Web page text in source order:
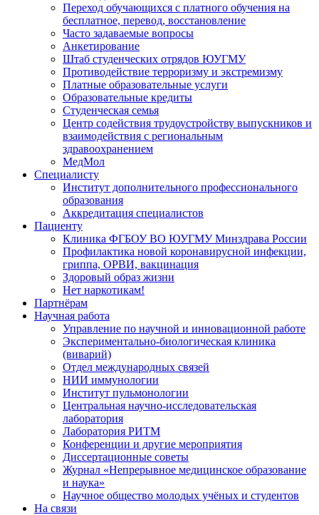
Переход обучающихся с платного обучения на
бесплатное, перевод, восстановление
Часто задаваемые вопросы
Анкетирование
Штаб студенческих отрядов ЮУГМУ
Противодействие терроризму и экстремизму
Платные образовательные услуги
Образовательные кредиты
Студенческая семья
Центр содействия трудоустройству выпускников и
взаимодействия с региональным
здравоохранением
МедМол
Специалисту
Институт дополнительного профессионального
образования
Аккредитация специалистов
Пациенту
Клиника ФГБОУ ВО ЮУГМУ Минздрава России
Профилактика новой коронавирусной инфекции,
гриппа, ОРВИ, вакцинация
Здоровый образ жизни
Нет наркотикам!
Партнёрам
Научная работа
Управление по научной и инновационной работе
Экспериментально-биологическая клиника
(виварий)
Отдел международных связей
НИИ иммунологии
Институт пульмонологии
Центральная научно-исследовательская
лаборатория
Лаборатория РИТМ
Конференции и другие мероприятия
Диссертационные советы
Журнал «Непрерывное медицинское образование
и наука»
Научное общество молодых учёных и студентов
На связи